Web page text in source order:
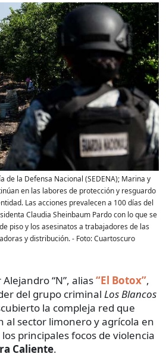
de la Defensa Nacional (SEDENA); Marina y
en las labores de protección y resguardo
Las acciones prevalecen a 100 días del
Claudia Sheinbaum Pardo con lo que se
piso y los asesinatos a trabajadores de las
y distribución.- Foto:Cuartoscuro
“N”, alias“El Botox”,
del grupo criminal Los Blancos
la compleja red que
al sector limonero y agrícola en
principales focos de violencia
Caliente.